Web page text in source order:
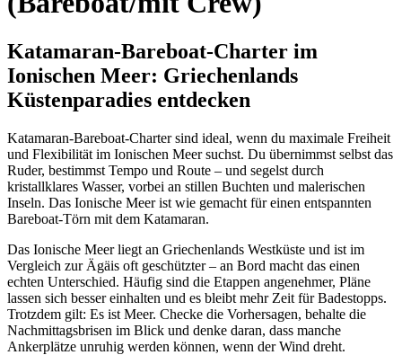
Katamaran-Bareboat-Charter im
Ionischen Meer: Griechenlands
Küstenparadies entdecken
Katamaran-Bareboat-Charter sind ideal, wenn du maximale Freiheit
und Flexibilität im Ionischen Meer suchst. Du übernimmst selbst das
Ruder, bestimmst Tempo und Route – und segelst durch
kristallklares Wasser, vorbei an stillen Buchten und malerischen
Inseln. Das Ionische Meer ist wie gemacht für einen entspannten
Bareboat-Törn mit dem Katamaran.
Das Ionische Meer liegt an Griechenlands Westküste und ist im
Vergleich zur Ägäis oft geschützter – an Bord macht das einen
echten Unterschied. Häufig sind die Etappen angenehmer, Pläne
lassen sich besser einhalten und es bleibt mehr Zeit für Badestopps.
Trotzdem gilt: Es ist Meer. Checke die Vorhersagen, behalte die
Nachmittagsbrisen im Blick und denke daran, dass manche
Ankerplätze unruhig werden können, wenn der Wind dreht.